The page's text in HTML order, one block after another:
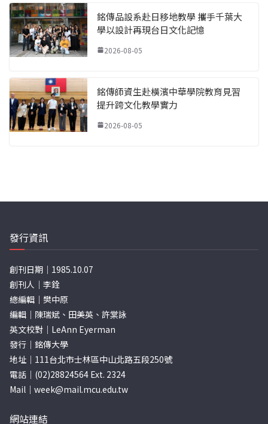
銘傳品設系赴日移地教學 攜手千葉大
學以設計再現台日文化記憶
2026-08-05
銘傳師資生赴橫濱中華學院教育見習
提升跨文化教學實力
2026-08-05
發行資訊
創刊日期｜1985.10.07
創刊人｜李銓
總編輯｜樊中原
編輯｜陳瑞斌、田美英、許棠詠
英文校對｜LeAnn Eyerman
發行｜銘傳大學
地址｜111台北市士林區中山北路五段250號
電話｜(02)28824564 Ext. 2324
Mail｜ week@mail.mcu.edu.tw
網站連結